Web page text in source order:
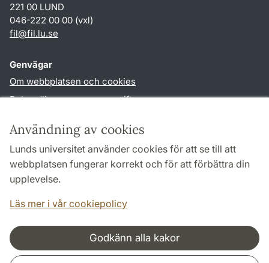
Användning av cookies
Lunds universitet använder cookies för att se till att
webbplatsen fungerar korrekt och för att förbättra din
upplevelse.
Läs mer i vår cookiepolicy
Godkänn alla kakor
221 00 LUND
046-222 00 00 (vxl)
fil@fil.lu.se
Genvägar
Om webbplatsen och cookies
Behandling av personuppgifter
TYPO3-login
Följ oss i sociala medier
Samarbeten och nätverk